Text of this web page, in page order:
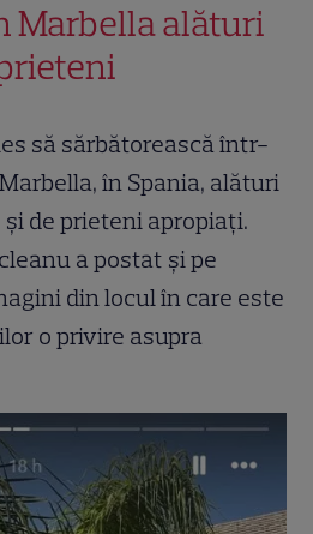
Marbella alături
să sărbătorească într-
în Spania, alături
de prieteni apropiați.
a postat și pe
din locul în care este
o privire asupra